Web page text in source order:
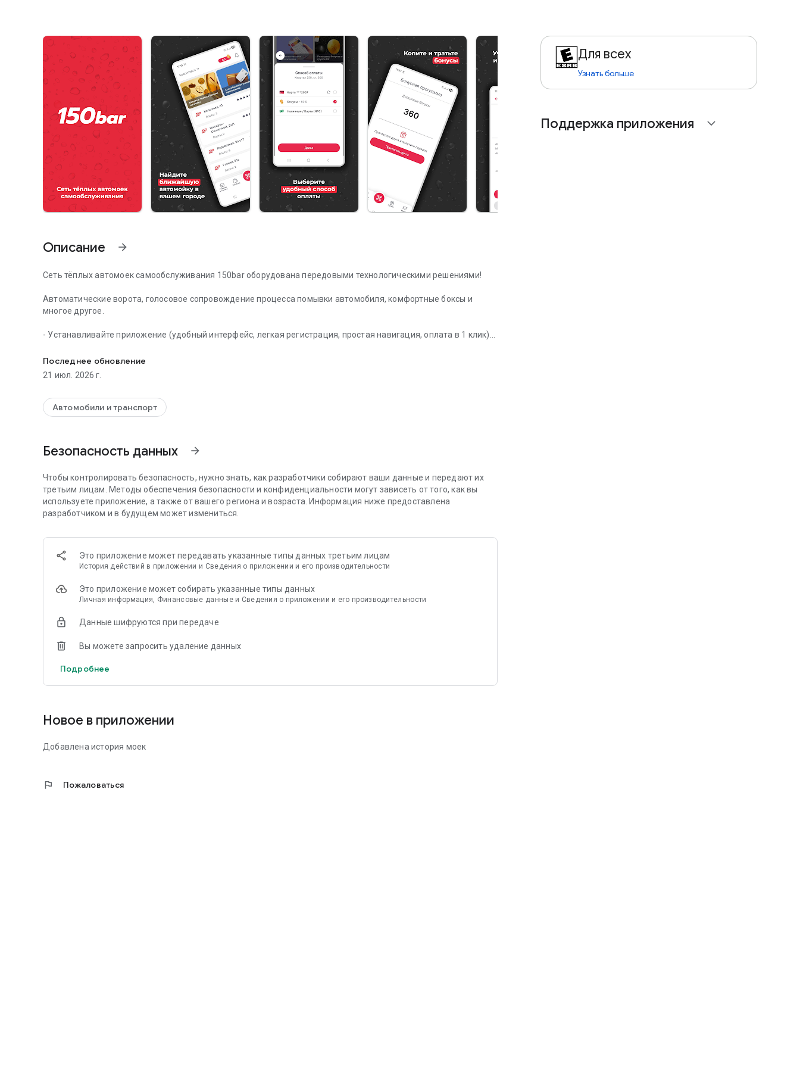
Описание arrow_forward
Сеть тёплых автомоек самообслуживания 150bar оборудована передовыми технологическими решениями!
Автоматические ворота, голосовое сопровождение процесса помывки автомобиля, комфортные боксы и
многое другое.
- Устанавливайте приложение (удобный интерфейс, легкая регистрация, простая навигация, оплата в 1 клик)
- Копите бонусы
- Оплачивайте помывку бонусами
Неизрасходованная сумма вернется Вам на счёт.
С любовью, команда 150bar
Последнее обновление
21 июл. 2026 г.
Автомобили и транспорт
Безопасность данных arrow_forward
Чтобы контролировать безопасность, нужно знать, как разработчики собирают ваши данные и передают их
третьим лицам. Методы обеспечения безопасности и конфиденциальности могут зависеть от того, как вы
используете приложение, а также от вашего региона и возраста. Информация ниже предоставлена
разработчиком и в будущем может измениться.
Это приложение может передавать указанные типы данных третьим лицам
История действий в приложении и Сведения о приложении и его производительности
Это приложение может собирать указанные типы данных
Личная информация, Финансовые данные и Сведения о приложении и его производительности
Данные шифруются при передаче
Вы можете запросить удаление данных
Подробнее
Новое в приложении
Добавлена история моек
flag Пожаловаться
Для всех
Узнать больше
Поддержка приложения expand_more